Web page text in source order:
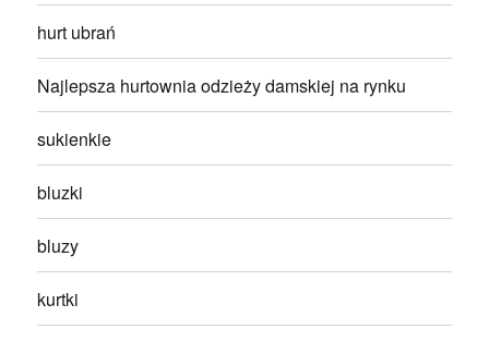
hurt ubrań
Najlepsza hurtownia odzieży damskiej na rynku
sukienkie
bluzki
bluzy
kurtki